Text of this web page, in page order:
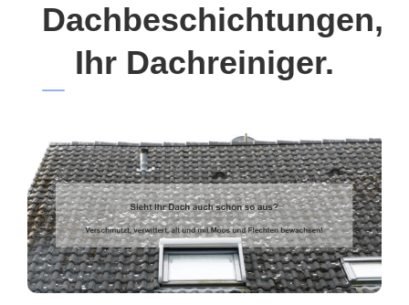
Dachbeschichtungen,
Ihr Dachreiniger.